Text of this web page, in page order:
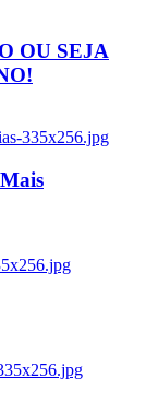
OU SEJA
335x256.jpg